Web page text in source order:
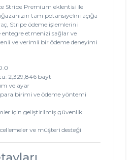
Stripe Premium eklentisi ile
tam potansiyelini açığa
Stripe ödeme işlemlerini
entegre etmenizi sağlar ve
ve verimli bir ödeme deneyimi
2,329,846 bayt
ve ayar
birimi ve ödeme yöntemi
için geliştirilmiş güvenlik
ve müşteri desteği